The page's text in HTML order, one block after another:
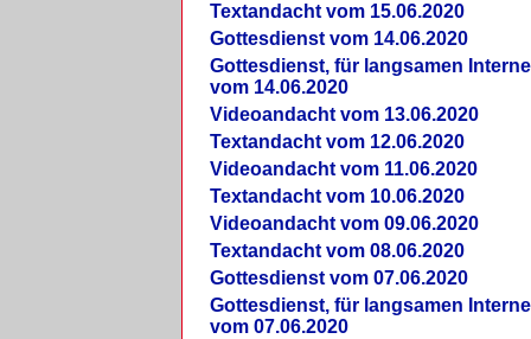
Textandacht vom 15.06.2020
Gottesdienst vom 14.06.2020
Gottesdienst, für langsamen
vom 14.06.2020
Videoandacht vom 13.06.2020
Textandacht vom 12.06.2020
Videoandacht vom 11.06.2020
Textandacht vom 10.06.2020
Videoandacht vom 09.06.2020
Textandacht vom 08.06.2020
Gottesdienst vom 07.06.2020
Gottesdienst, für langsamen
vom 07.06.2020